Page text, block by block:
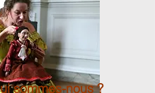
sommes-nous ?